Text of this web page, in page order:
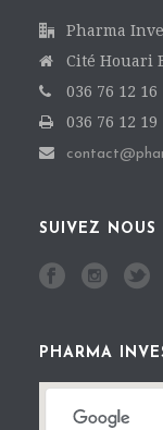
Pharma
Cité Houari
036 76 12 16
036 76 12 19
SUIVEZ NOUS
PHARMA